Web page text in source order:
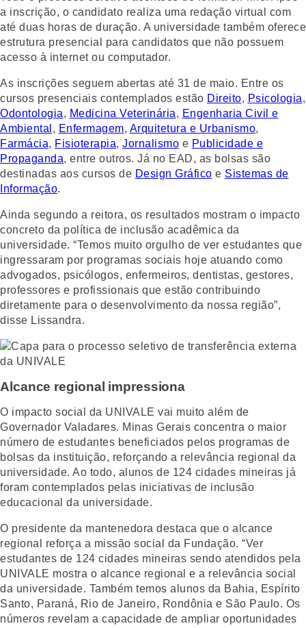
a inscrição, o candidato realiza uma redação virtual com
até duas horas de duração. A universidade também oferece
estrutura presencial para candidatos que não possuem
acesso à internet ou computador.
As inscrições seguem abertas até 31 de maio. Entre os
cursos presenciais contemplados estão Direito, Psicologia,
Odontologia, Medicina Veterinária, Engenharia Civil e
Ambiental , Enfermagem, Arquitetura e Urbanismo,
Farmácia, Fisioterapia, Jornalismo e Publicidade e
Propaganda, entre outros. Já no EAD, as bolsas são
destinadas aos cursos de Design Gráfico e Sistemas de
Informação.
Ainda segundo a reitora, os resultados mostram o impacto
concreto da política de inclusão acadêmica da
universidade. “Temos muito orgulho de ver estudantes que
ingressaram por programas sociais hoje atuando como
advogados, psicólogos, enfermeiros, dentistas, gestores,
professores e profissionais que estão contribuindo
diretamente para o desenvolvimento da nossa região”,
disse Lissandra.
Alcance regional impressiona
O impacto social da UNIVALE vai muito além de
Governador Valadares. Minas Gerais concentra o maior
número de estudantes beneficiados pelos programas de
bolsas da instituição, reforçando a relevância regional da
universidade. Ao todo, alunos de 124 cidades mineiras já
foram contemplados pelas iniciativas de inclusão
educacional da universidade.
O presidente da mantenedora destaca que o alcance
regional reforça a missão social da Fundação. “Ver
estudantes de 124 cidades mineiras sendo atendidos pela
UNIVALE mostra o alcance regional e a relevância social
da universidade. Também temos alunos da Bahia, Espírito
Santo, Paraná, Rio de Janeiro, Rondônia e São Paulo. Os
números revelam a capacidade de ampliar oportunidades